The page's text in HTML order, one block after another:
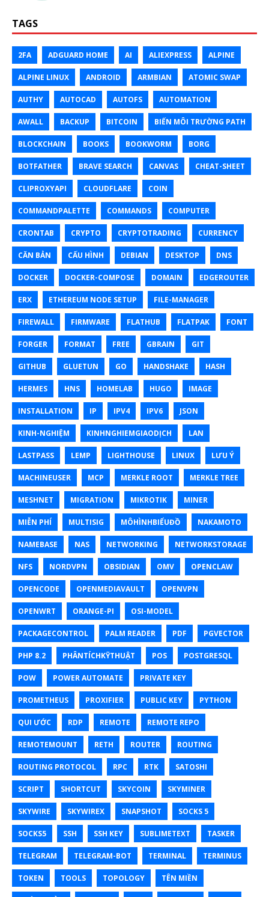
TAGS
2FA ADGUARD HOME AI ALIEXPRESS ALPINE
ALPINE LINUX ANDROID ARMBIAN ATOMIC SWAP
AUTHY AUTOCAD AUTOFS AUTOMATION
AWALL BACKUP BITCOIN BIẾN MÔI TRƯỜNG PATH
BLOCKCHAIN BOOKS BOOKWORM BORG
BOTFATHER BRAVE SEARCH CANVAS CHEAT-SHEET
CLIPROXYAPI CLOUDFLARE COIN
COMMANDPALETTE COMMANDS COMPUTER
CRONTAB CRYPTO CRYPTOTRADING CURRENCY
CĂN BẢN CẤU HÌNH DEBIAN DESKTOP DNS
DOCKER DOCKER-COMPOSE DOMAIN EDGEROUTER
ERX ETHEREUM NODE SETUP FILE-MANAGER
FIREWALL FIRMWARE FLATHUB FLATPAK FONT
FORGER FORMAT FREE GBRAIN GIT
GITHUB GLUETUN GO HANDSHAKE HASH
HERMES HNS HOMELAB HUGO IMAGE
INSTALLATION IP IPV4 IPV6 JSON
KINH-NGHIỆM KINHNGHIEMGIAODỊCH LAN
LASTPASS LEMP LIGHTHOUSE LINUX LƯU Ý
MACHINEUSER MCP MERKLE ROOT MERKLE TREE
MESHNET MIGRATION MIKROTIK MINER
MIỄN PHÍ MULTISIG MÔHÌNHBIỂUĐỒ NAKAMOTO
NAMEBASE NAS NETWORKING NETWORKSTORAGE
NFS NORDVPN OBSIDIAN OMV OPENCLAW
OPENCODE OPENMEDIAVAULT OPENVPN
OPENWRT ORANGE-PI OSI-MODEL
PACKAGECONTROL PALM READER PDF PGVECTOR
PHP 8.2 PHÂNTÍCHKỸTHUẬT POS POSTGRESQL
POW POWER AUTOMATE PRIVATE KEY
PROMETHEUS PROXIFIER PUBLIC KEY PYTHON
QUI ƯỚC RDP REMOTE REMOTE REPO
REMOTEMOUNT RETH ROUTER ROUTING
ROUTING PROTOCOL RPC RTK SATOSHI
SCRIPT SHORTCUT SKYCOIN SKYMINER
SKYWIRE SKYWIREX SNAPSHOT SOCKS 5
SOCKS5 SSH SSH KEY SUBLIMETEXT TASKER
TELEGRAM TELEGRAM-BOT TERMINAL TERMINUS
TOKEN TOOLS TOPOLOGY TÊN MIỀN